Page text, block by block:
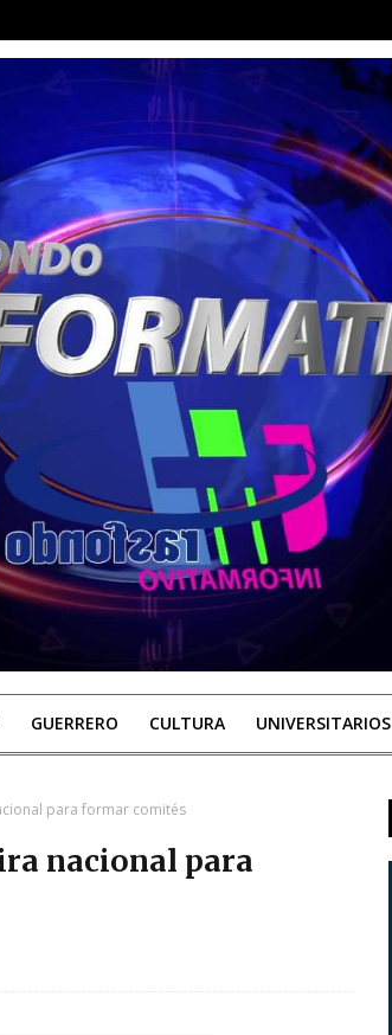
GUERRERO CULTURA UNIVERSITARIOS
para formar comités
nacional para